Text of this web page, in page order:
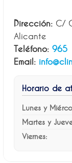
Dirección: C/
Alicante
Teléfono: 965
Email:
Horario de
Lunes y
Martes y
Viernes: